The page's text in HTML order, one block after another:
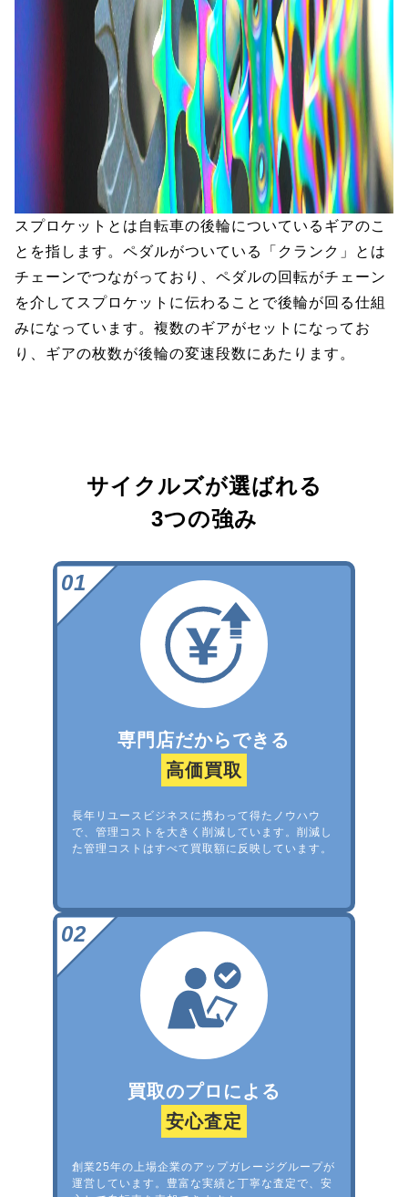
スプロケットとは自転車の後輪についているギアのこ
とを指します。ペダルがついている「クランク」とは
チェーンでつながっており、ペダルの回転がチェーン
を介してスプロケットに伝わることで後輪が回る仕組
みになっています。複数のギアがセットになってお
り、ギアの枚数が後輪の変速段数にあたります。
サイクルズが選ばれる
3つの強み
専門店だからできる
高価買取
長年リユースビジネスに携わって得たノウハウ
で、管理コストを大きく削減しています。削減し
た管理コストはすべて買取額に反映しています。
買取のプロによる
安心査定
創業25年の上場企業のアップガレージグループが
運営しています。豊富な実績と丁寧な査定で、安